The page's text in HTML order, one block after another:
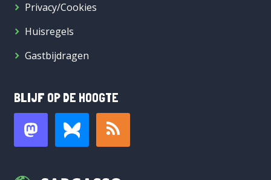
Privacy/Cookies
Huisregels
Gastbijdragen
BLIJF OP DE HOOGTE